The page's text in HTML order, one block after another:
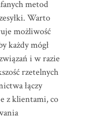
metod
Warto
możliwość
każdy mógł
i w razie
rzetelnych
łączy
z klientami, co